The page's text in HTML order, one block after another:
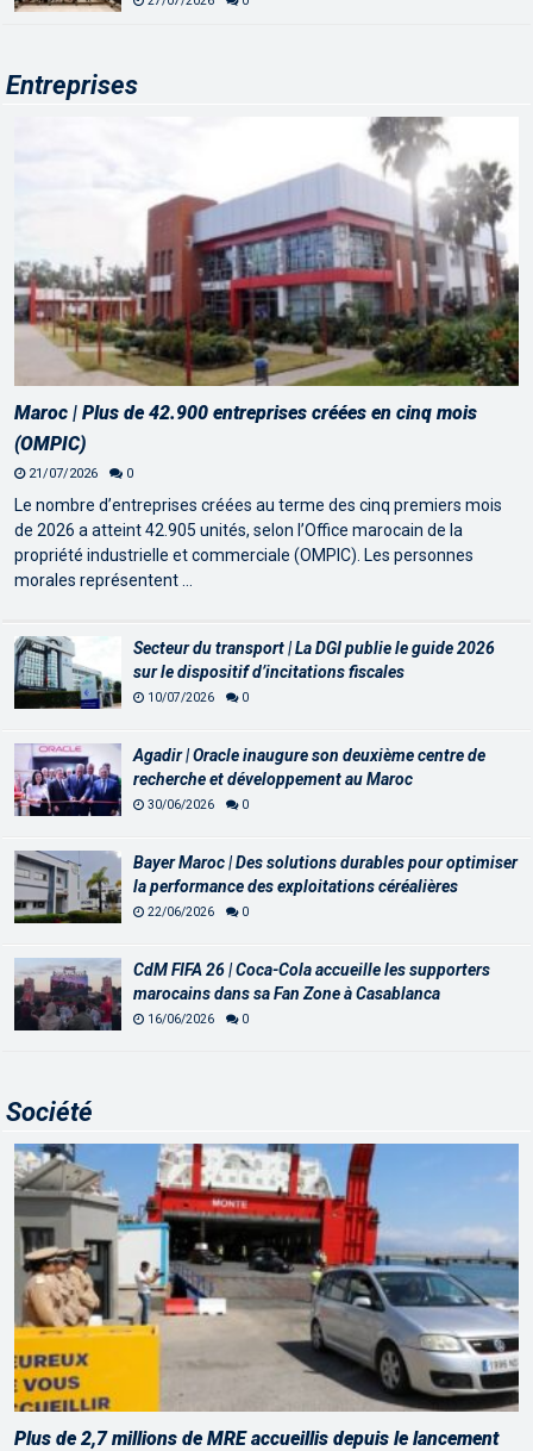
Entreprises
Maroc | Plus de 42.900 entreprises créées en cinq mois
(OMPIC)
21/07/2026 0
Le nombre d’entreprises créées au terme des cinq premiers mois
de 2026 a atteint 42.905 unités, selon l’Office marocain de la
propriété industrielle et commerciale (OMPIC). Les personnes
morales représentent …
Secteur du transport | La DGI publie le guide 2026
sur le dispositif d’incitations fiscales
10/07/2026 0
Agadir | Oracle inaugure son deuxième centre de
recherche et développement au Maroc
30/06/2026 0
Bayer Maroc | Des solutions durables pour optimiser
la performance des exploitations céréalières
22/06/2026 0
CdM FIFA 26 | Coca-Cola accueille les supporters
marocains dans sa Fan Zone à Casablanca
16/06/2026 0
Société
Plus de 2,7 millions de MRE accueillis depuis le lancement